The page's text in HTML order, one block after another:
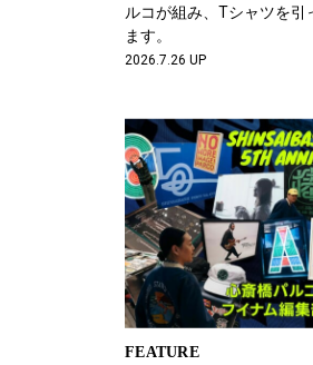
ルコが組み、Tシャツを
ます。
2026.7.26 UP
FEATURE